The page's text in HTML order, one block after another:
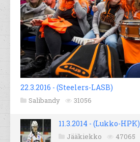
22.3.2016 - (Steelers-LASB)
Salibandy 31056
11.3.2014 - (Lukko-HPK)
Jääkiekko 47065